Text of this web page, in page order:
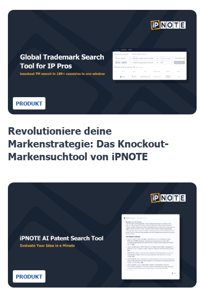
PRODUKT
Revolutioniere deine
Markenstrategie: Das Knockout-
Markensuchtool von iPNOTE
PRODUKT